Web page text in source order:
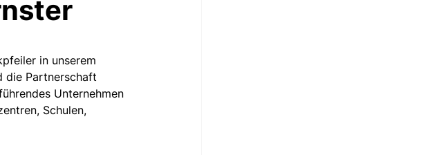
in unserem
die Partnerschaft
Unternehmen
Schulen,